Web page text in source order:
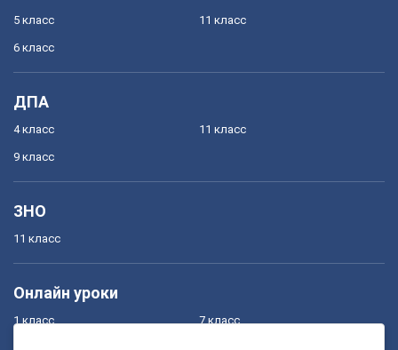
5 класс
6 класс
11 класс
ДПА
4 класс
9 класс
11 класс
ЗНО
11 класс
Онлайн уроки
1 класс 7 класс